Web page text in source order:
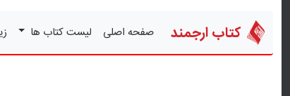
کتاب ارجمند صفحه اصلی لیست کتاب ها